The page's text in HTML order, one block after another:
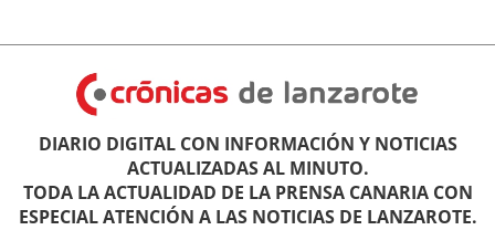
DIARIO DIGITAL CON INFORMACIÓN Y NOTICIAS
ACTUALIZADAS AL MINUTO.
TODA LA ACTUALIDAD DE LA PRENSA CANARIA CON
ESPECIAL ATENCIÓN A LAS NOTICIAS DE LANZAROTE.